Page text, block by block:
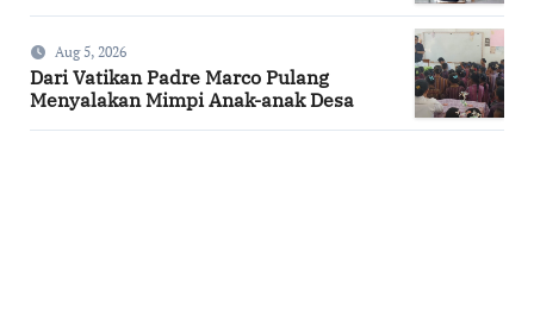
Aug 5, 2026
Dari Vatikan Padre Marco Pulang
Menyalakan Mimpi Anak-anak Desa